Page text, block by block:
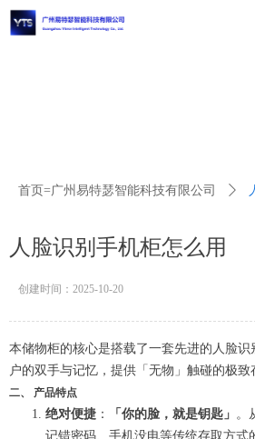
人脸识别手机柜怎么用
首页=广州易特瑟智能科技有限公司 ꄲ
创建时间： 2025-10-20
本储物柜的核心是搭载了一套先进的人脸识
户的双手与记忆，提供「无物」触碰的极致
二、 产品特点
绝对便捷 ： 「你的脸，就是钥匙」 。
记错密码、手机没电等传统存取方式